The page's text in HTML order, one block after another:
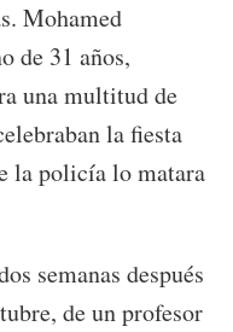
Mohamed
de 31 años,
una multitud de
la fiesta
la policía lo matara
semanas después
de un profesor